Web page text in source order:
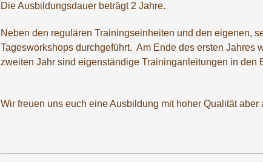
Die Ausbildungsdauer beträgt 2 Jahre.
Neben den regulären Trainingseinheiten und den eigenen,
Tagesworkshops durchgeführt. Am Ende des ersten Jahres
zweiten Jahr sind eigenständige Traininganleitungen in den
Wir freuen uns euch eine Ausbildung mit hoher Qualität